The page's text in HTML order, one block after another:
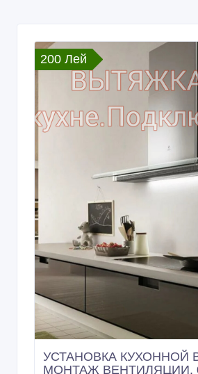
УСТАНОВКА КУХОННОЙ
МОНТАЖ ВЕНТИЛЯЦИИ.
Кишинев ПОДКЛЮЧЕНИЕ
ЭЛЕКТРИЧЕСКИХ И
Другой техники для дома
04/08/2026